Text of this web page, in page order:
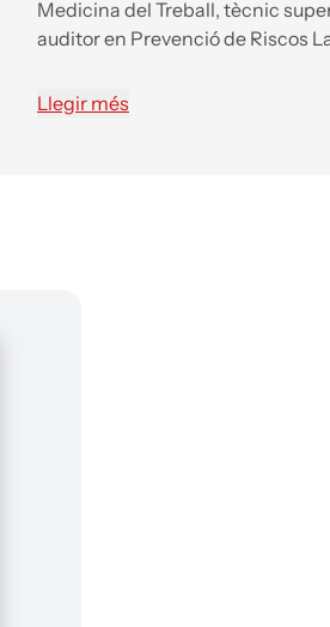
Medicina del Treball, tècnic
auditor en Prevenció de Riscos
Llegir més